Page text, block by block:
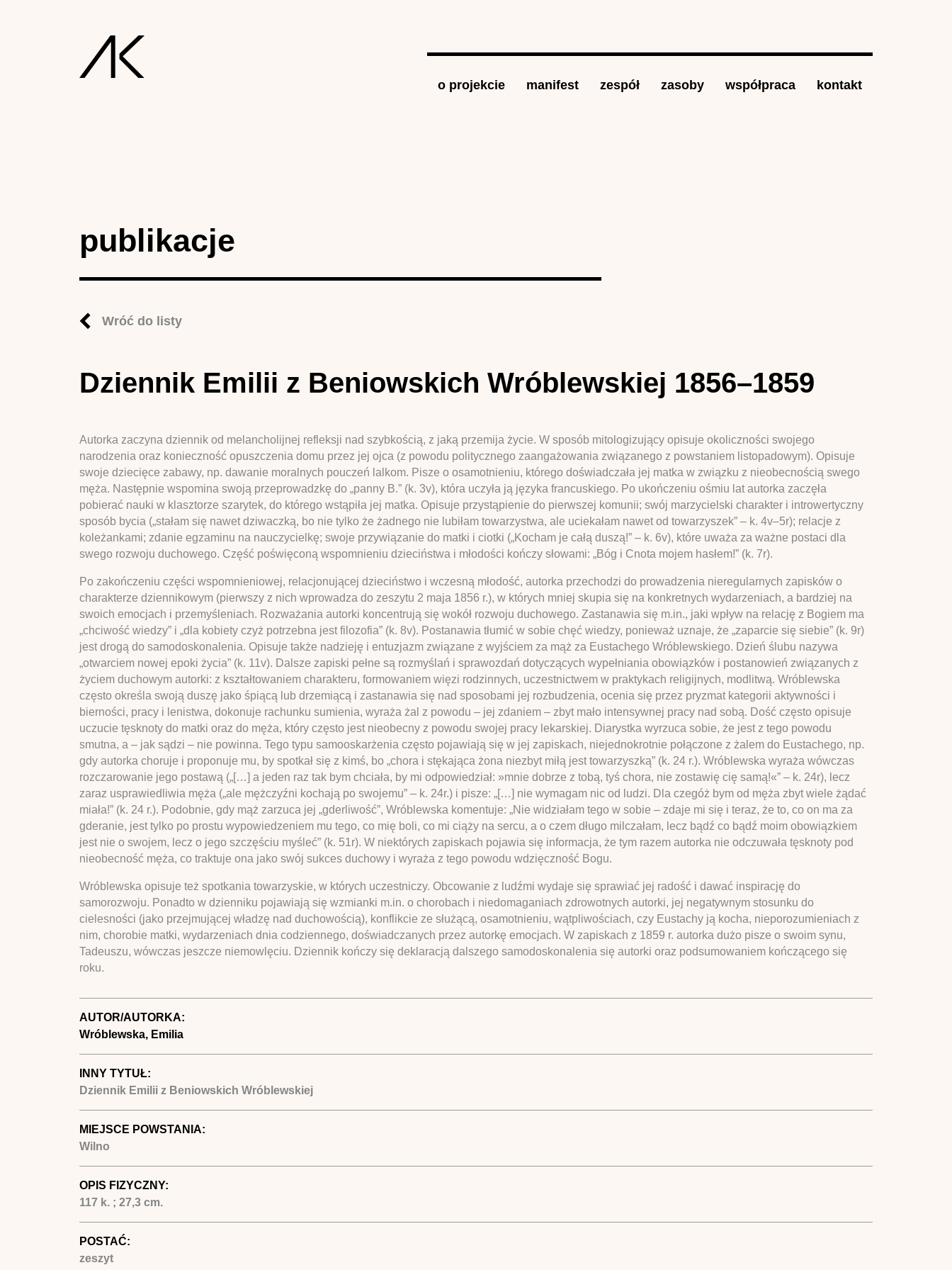
o projekcie manifest zespół zasoby współpraca kontakt
publikacje
Wróć do listy
Dziennik Emilii z Beniowskich Wróblewskiej 1856–1859
Autorka zaczyna dziennik od melancholijnej refleksji nad szybkością, z jaką przemija życie. W sposób mitologizujący opisuje okoliczności swojego
narodzenia oraz konieczność opuszczenia domu przez jej ojca (z powodu politycznego zaangażowania związanego z powstaniem listopadowym). Opisuje
swoje dziecięce zabawy, np. dawanie moralnych pouczeń lalkom. Pisze o osamotnieniu, którego doświadczała jej matka w związku z nieobecnością swego
męża. Następnie wspomina swoją przeprowadzkę do „panny B.” (k. 3v), która uczyła ją języka francuskiego. Po ukończeniu ośmiu lat autorka zaczęła
pobierać nauki w klasztorze szarytek, do którego wstąpiła jej matka. Opisuje przystąpienie do pierwszej komunii; swój marzycielski charakter i introwertyczny
sposób bycia („stałam się nawet dziwaczką, bo nie tylko że żadnego nie lubiłam towarzystwa, ale uciekałam nawet od towarzyszek” – k. 4v–5r); relacje z
koleżankami; zdanie egzaminu na nauczycielkę; swoje przywiązanie do matki i ciotki („Kocham je całą duszą!” – k. 6v), które uważa za ważne postaci dla
swego rozwoju duchowego. Część poświęconą wspomnieniu dzieciństwa i młodości kończy słowami: „Bóg i Cnota mojem hasłem!” (k. 7r).
Po zakończeniu części wspomnieniowej, relacjonującej dzieciństwo i wczesną młodość, autorka przechodzi do prowadzenia nieregularnych zapisków o
charakterze dziennikowym (pierwszy z nich wprowadza do zeszytu 2 maja 1856 r.), w których mniej skupia się na konkretnych wydarzeniach, a bardziej na
swoich emocjach i przemyśleniach. Rozważania autorki koncentrują się wokół rozwoju duchowego. Zastanawia się m.in., jaki wpływ na relację z Bogiem ma
„chciwość wiedzy” i „dla kobiety czyż potrzebna jest filozofia” (k. 8v). Postanawia tłumić w sobie chęć wiedzy, ponieważ uznaje, że „zaparcie się siebie” (k. 9r)
jest drogą do samodoskonalenia. Opisuje także nadzieję i entuzjazm związane z wyjściem za mąż za Eustachego Wróblewskiego. Dzień ślubu nazywa
„otwarciem nowej epoki życia” (k. 11v). Dalsze zapiski pełne są rozmyślań i sprawozdań dotyczących wypełniania obowiązków i postanowień związanych z
życiem duchowym autorki: z kształtowaniem charakteru, formowaniem więzi rodzinnych, uczestnictwem w praktykach religijnych, modlitwą. Wróblewska
często określa swoją duszę jako śpiącą lub drzemiącą i zastanawia się nad sposobami jej rozbudzenia, ocenia się przez pryzmat kategorii aktywności i
bierności, pracy i lenistwa, dokonuje rachunku sumienia, wyraża żal z powodu – jej zdaniem – zbyt mało intensywnej pracy nad sobą. Dość często opisuje
uczucie tęsknoty do matki oraz do męża, który często jest nieobecny z powodu swojej pracy lekarskiej. Diarystka wyrzuca sobie, że jest z tego powodu
smutna, a – jak sądzi – nie powinna. Tego typu samooskarżenia często pojawiają się w jej zapiskach, niejednokrotnie połączone z żalem do Eustachego, np.
gdy autorka choruje i proponuje mu, by spotkał się z kimś, bo „chora i stękająca żona niezbyt miłą jest towarzyszką” (k. 24 r.). Wróblewska wyraża wówczas
rozczarowanie jego postawą („[…] a jeden raz tak bym chciała, by mi odpowiedział: »mnie dobrze z tobą, tyś chora, nie zostawię cię samą!«” – k. 24r), lecz
zaraz usprawiedliwia męża („ale mężczyźni kochają po swojemu” – k. 24r.) i pisze: „[…] nie wymagam nic od ludzi. Dla czegóż bym od męża zbyt wiele żądać
miała!” (k. 24 r.). Podobnie, gdy mąż zarzuca jej „gderliwość”, Wróblewska komentuje: „Nie widziałam tego w sobie – zdaje mi się i teraz, że to, co on ma za
gderanie, jest tylko po prostu wypowiedzeniem mu tego, co mię boli, co mi ciąży na sercu, a o czem długo milczałam, lecz bądź co bądź moim obowiązkiem
jest nie o swojem, lecz o jego szczęściu myśleć” (k. 51r). W niektórych zapiskach pojawia się informacja, że tym razem autorka nie odczuwała tęsknoty pod
nieobecność męża, co traktuje ona jako swój sukces duchowy i wyraża z tego powodu wdzięczność Bogu.
Wróblewska opisuje też spotkania towarzyskie, w których uczestniczy. Obcowanie z ludźmi wydaje się sprawiać jej radość i dawać inspirację do
samorozwoju. Ponadto w dzienniku pojawiają się wzmianki m.in. o chorobach i niedomaganiach zdrowotnych autorki, jej negatywnym stosunku do
cielesności (jako przejmującej władzę nad duchowością), konflikcie ze służącą, osamotnieniu, wątpliwościach, czy Eustachy ją kocha, nieporozumieniach z
nim, chorobie matki, wydarzeniach dnia codziennego, doświadczanych przez autorkę emocjach. W zapiskach z 1859 r. autorka dużo pisze o swoim synu,
Tadeuszu, wówczas jeszcze niemowlęciu. Dziennik kończy się deklaracją dalszego samodoskonalenia się autorki oraz podsumowaniem kończącego się
roku.
AUTOR/AUTORKA:
Wróblewska, Emilia
INNY TYTUŁ:
Dziennik Emilii z Beniowskich Wróblewskiej
MIEJSCE POWSTANIA:
Wilno
OPIS FIZYCZNY:
117 k. ; 27,3 cm.
POSTAĆ:
zeszyt